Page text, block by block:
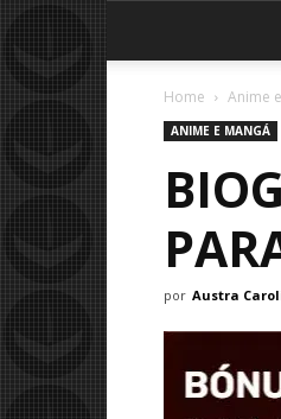
Home Anime
ANIME E MANGÁ
por Austra